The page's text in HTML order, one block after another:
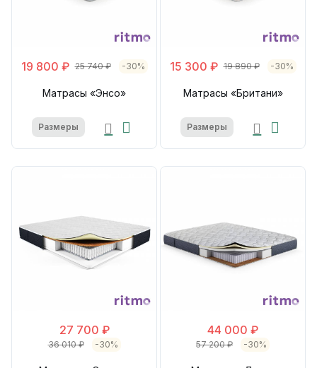
19 800 ₽ 25 740 ₽ -30%
Матрасы «Энсо»
Размеры
15 300 ₽ 19 890 ₽ -30%
Матрасы «Британи»
Размеры
27 700 ₽
36 010 ₽ -30%
44 000 ₽
57 200 ₽ -30%